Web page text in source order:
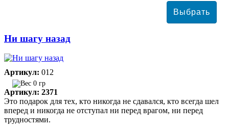
Ни шагу назад
Артикул: 012
0 гр
Артикул: 2371
Это подарок для тех, кто никогда не сдавался, кто всегда шел
вперед и никогда не отступал ни перед врагом, ни перед
трудностями.